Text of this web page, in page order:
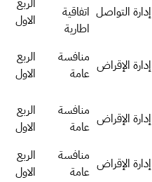
إدارة التواصل اتفاقية
اطارية
الربع
الاول
إدارة الإقراض منافسة
عامة
الربع
الاول
إدارة الإقراض منافسة
عامة
الربع
الاول
إدارة الإقراض منافسة
عامة
الربع
الاول